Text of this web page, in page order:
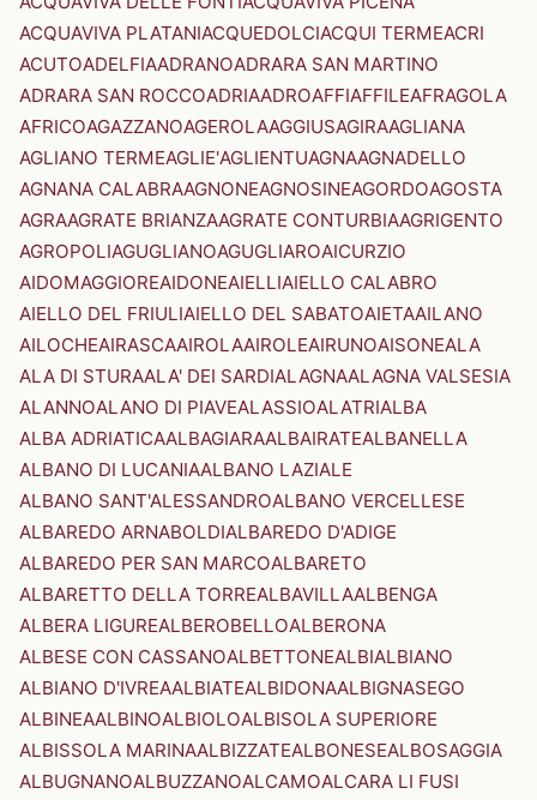
ACQUAVIVA PLATANIACQUEDOLCIACQUI TERMEACRI
ACUTOADELFIAADRANOADRARA SAN MARTINO
ADRARA SAN ROCCOADRIAADROAFFIAFFILEAFRAGOLA
AFRICOAGAZZANOAGEROLAAGGIUSAGIRAAGLIANA
AGLIANO TERMEAGLIE'AGLIENTUAGNAAGNADELLO
AGNANA CALABRAAGNONEAGNOSINEAGORDOAGOSTA
AGRAAGRATE BRIANZAAGRATE CONTURBIAAGRIGENTO
AGROPOLIAGUGLIANOAGUGLIAROAICURZIO
AIDOMAGGIOREAIDONEAIELLIAIELLO CALABRO
AIELLO DEL FRIULIAIELLO DEL SABATOAIETAAILANO
AILOCHEAIRASCAAIROLAAIROLEAIRUNOAISONEALA
ALA DI STURAALA' DEI SARDIALAGNAALAGNA VALSESIA
ALANNOALANO DI PIAVEALASSIOALATRIALBA
ALBA ADRIATICAALBAGIARAALBAIRATEALBANELLA
ALBANO DI LUCANIAALBANO LAZIALE
ALBANO SANT'ALESSANDROALBANO VERCELLESE
ALBAREDO ARNABOLDIALBAREDO D'ADIGE
ALBAREDO PER SAN MARCOALBARETO
ALBARETTO DELLA TORREALBAVILLAALBENGA
ALBERA LIGUREALBEROBELLOALBERONA
ALBESE CON CASSANOALBETTONEALBIALBIANO
ALBIANO D'IVREAALBIATEALBIDONAALBIGNASEGO
ALBINEAALBINOALBIOLOALBISOLA SUPERIORE
ALBISSOLA MARINAALBIZZATEALBONESEALBOSAGGIA
ALBUGNANOALBUZZANOALCAMOALCARA LI FUSI